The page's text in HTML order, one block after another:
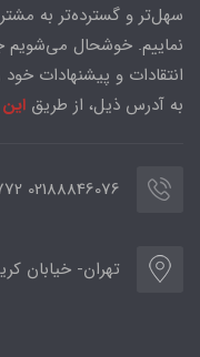
سهل‌تر و گسترده‌تر به
نماییم. خوشحال می‌شویم
انتقادات و پیشنهادات
به آدرس ذیل، از طریق
02188846076 09197798772
تهران- خیابان